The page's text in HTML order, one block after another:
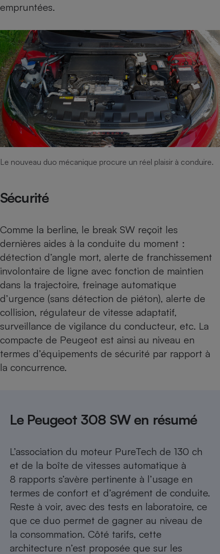
empruntées.
Le nouveau duo mécanique procure un réel plaisir à conduire.
Sécurité
Comme la berline, le break SW reçoit les
dernières aides à la conduite du moment :
détection d’angle mort, alerte de franchissement
involontaire de ligne avec fonction de maintien
dans la trajectoire, freinage automatique
d’urgence (sans détection de piéton), alerte de
collision, régulateur de vitesse adaptatif,
surveillance de vigilance du conducteur, etc. La
compacte de Peugeot est ainsi au niveau en
termes d’équipements de sécurité par rapport à
la concurrence.
Le Peugeot 308 SW en résumé
L’association du moteur PureTech de 130 ch
et de la boîte de vitesses automatique à
8 rapports s’avère pertinente à l’usage en
termes de confort et d’agrément de conduite.
Reste à voir, avec des tests en laboratoire, ce
que ce duo permet de gagner au niveau de
la consommation. Côté tarifs, cette
architecture n’est proposée que sur les